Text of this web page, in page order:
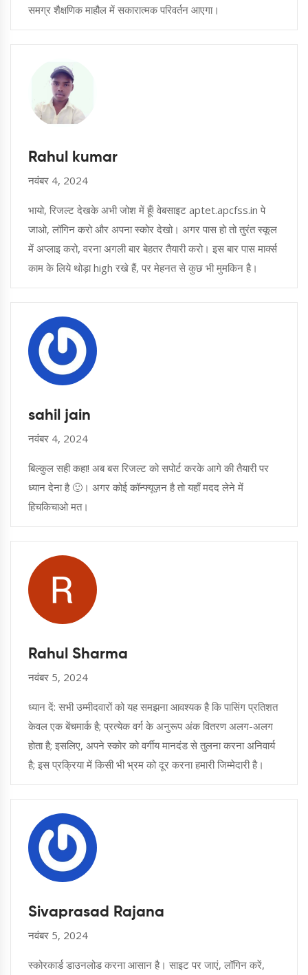
समग्र शैक्षणिक माहौल में सकारात्मक परिवर्तन आएगा।
Rahul kumar
नवंबर 4, 2024
भायो, रिजल्ट देखके अभी जोश में हूँ! वेबसाइट aptet.apcfss.in पे
जाओ, लॉगिन करो और अपना स्कोर देखो। अगर पास हो तो तुरंत स्कूल
में अप्लाइ करो, वरना अगली बार बेहतर तैयारी करो। इस बार पास मार्क्स
काम के लिये थोड़ा high रखे हैं, पर मेहनत से कुछ भी मुमकिन है।
sahil jain
नवंबर 4, 2024
बिल्कुल सही कहा! अब बस रिजल्ट को सपोर्ट करके आगे की तैयारी पर
ध्यान देना है 🙂। अगर कोई कॉन्फ्यूज़न है तो यहाँ मदद लेने में
हिचकिचाओ मत।
Rahul Sharma
नवंबर 5, 2024
ध्यान दें: सभी उम्मीदवारों को यह समझना आवश्यक है कि पासिंग प्रतिशत
केवल एक बेंचमार्क है; प्रत्येक वर्ग के अनुरूप अंक वितरण अलग-अलग
होता है; इसलिए, अपने स्कोर को वर्गीय मानदंड से तुलना करना अनिवार्य
है; इस प्रक्रिया में किसी भी भ्रम को दूर करना हमारी जिम्मेदारी है।
Sivaprasad Rajana
नवंबर 5, 2024
स्कोरकार्ड डाउनलोड करना आसान है। साइट पर जाएं, लॉगिन करें,